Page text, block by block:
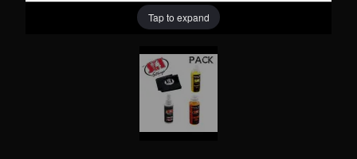
Tap to expand